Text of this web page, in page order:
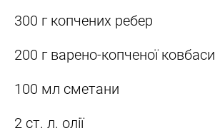
300 г копчених ребер
200 г варено-копченої ковбаси
100 мл сметани
2 ст. л. олії